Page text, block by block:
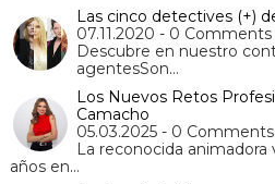
Las cinco detectives (+)
07.11.2020 - 0 Comments
Descubre en nuestro
agentesSon…
Los Nuevos Retos
Camacho
05.03.2025 - 0 Comments
La reconocida animadora
años en…